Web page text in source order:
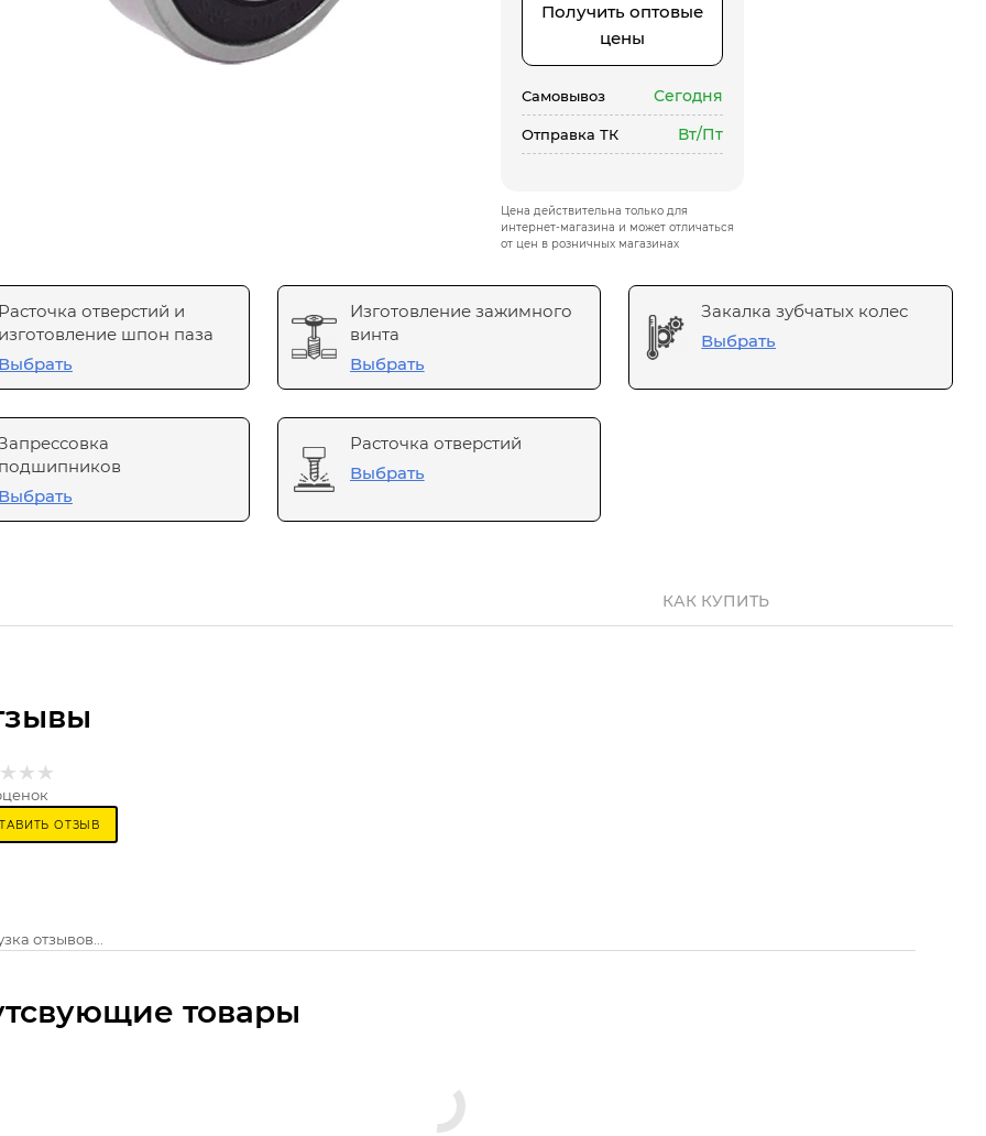
Получить оптовые
цены
Самовывоз Сегодня
Отправка ТК Вт/Пт
Цена действительна только для
интернет-магазина и может отличаться
от цен в розничных магазинах
отверстий и
шпон паза
Изготовление зажимного
винта
Выбрать
Закалка зубчатых колес
Выбрать
Расточка отверстий
Выбрать
КАК КУПИТЬ
ОТЗЫВ
отзывов...
товары